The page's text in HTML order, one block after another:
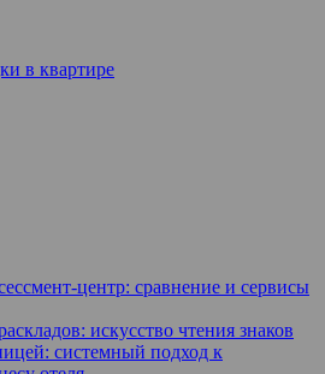
центр: сравнение и сервисы
искусство чтения знаков
системный подход к